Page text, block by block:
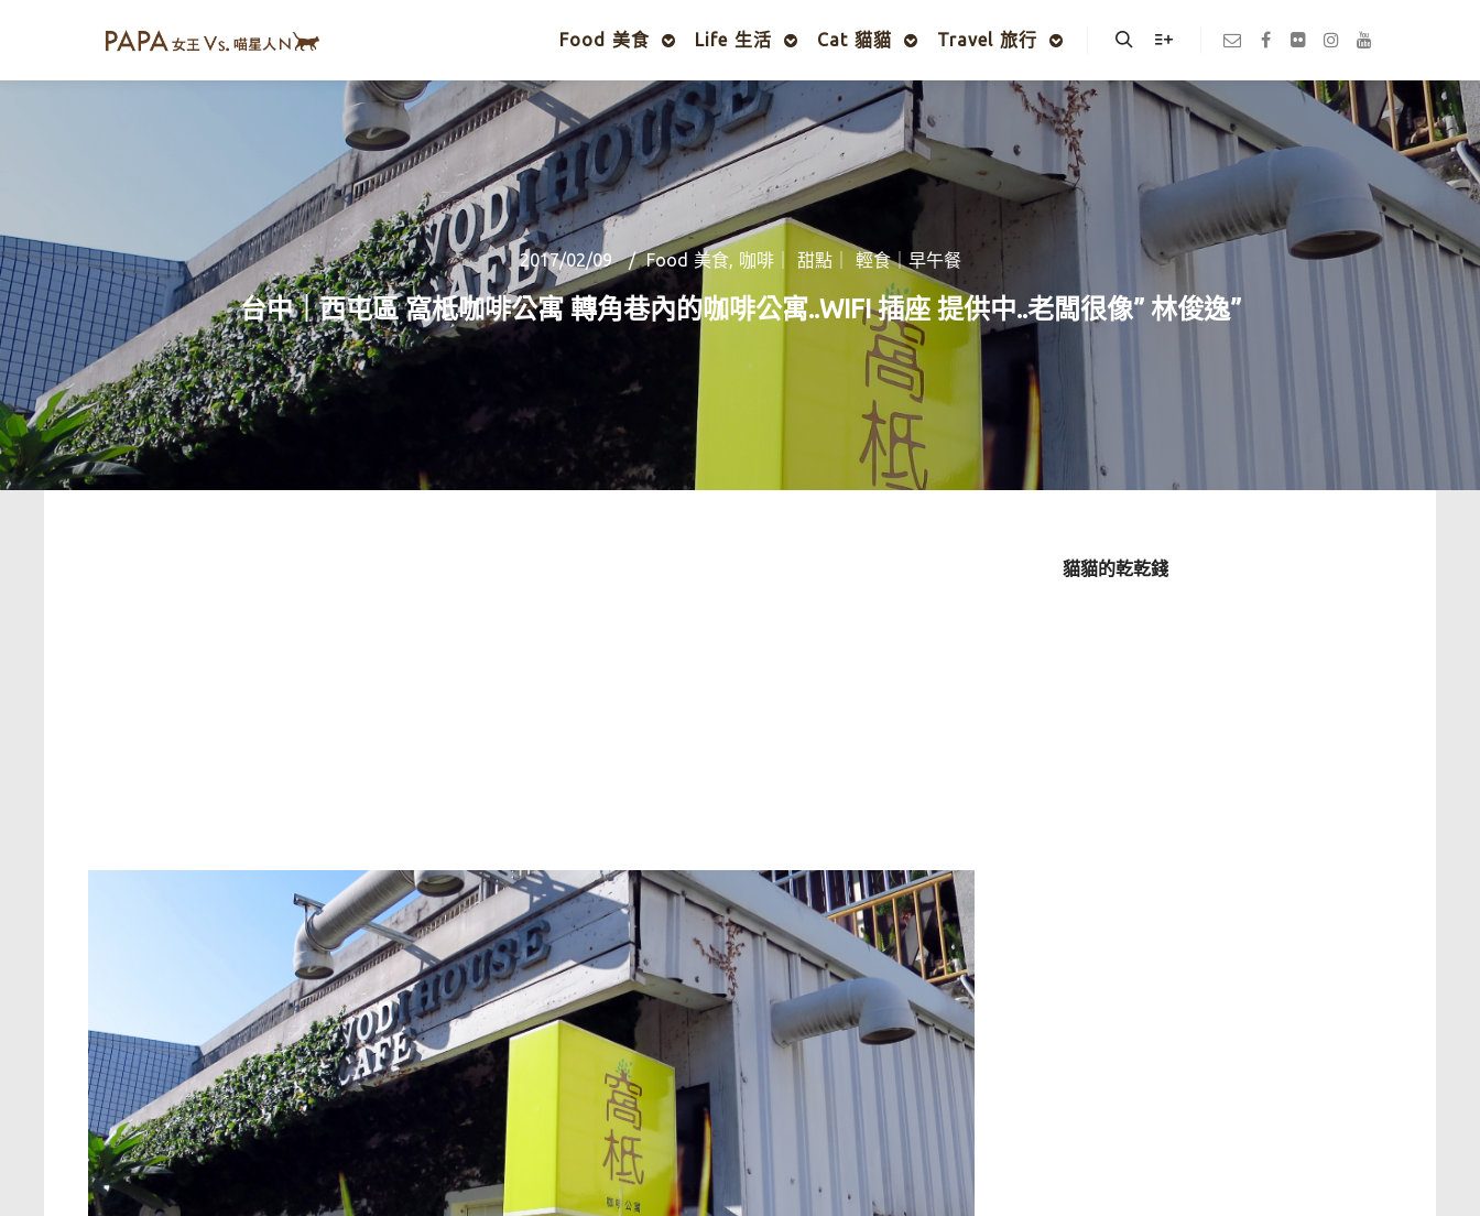
Food 美食 Life 生活 Cat 貓貓 Travel 旅行
2017/02/09 Food 美食, 咖啡｜ 甜點｜ 輕食｜早午餐
台中｜西屯區 窩柢咖啡公寓 轉角巷內的咖啡公寓..WIFI 插座 提供中..老闆很像” 林俊逸”
貓貓的乾乾錢